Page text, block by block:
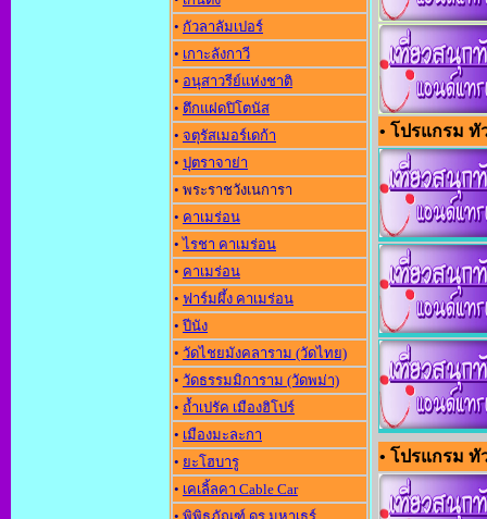
• กัวลาลัมเปอร์
• เกาะลังกาวี
• อนุสาวรีย์แห่งชาต
• ตึกแฝดปิโตนัส
• จตุรัสเมอร์เดก้า
• ปุตราจาย่า
• พระราชวังเนการา
• คาเมร่อน
•ไรชา คาเมร่อน
• คาเมร่อน
• ฟาร์มผึ้ง คาเมร่อน
• ปีนัง
• วัดไชยมังคลาราม (วัดไทย)
• วัดธรรมมิการาม (วัดพม่า)
• ถ้ำเปรัค เมืองฮิโปร์
• เมืองมะละกา
• ยะโฮบารู
• เคเลิ้ลคา Cable Car
• โปรแกรม ทั
• โปรแกรม ทั